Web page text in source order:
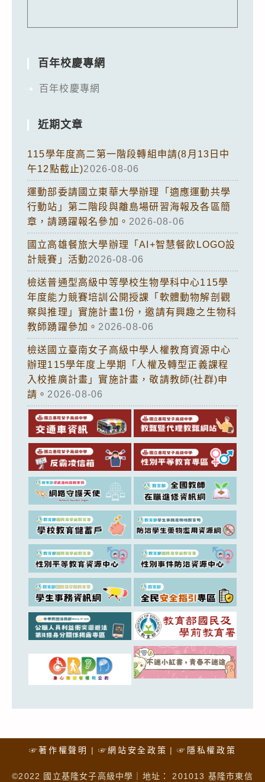
百年校慶專網
百年校慶專網
近期文章
115學年度高二第一階段轉組申請(8月13日中
午12點截止)2026-08-06
運動部委請國立東華大學辦理「適應運動共學
行動站」第二階段與離島場研習海報及各區簡
章，請踴躍報名參加。 2026-08-06
國立高雄餐旅大學辦理「AI+智慧餐飲LOGO設
計競賽」活動2026-08-06
檢送普通型高級中等學校生物學科中心115學
年度能力競賽培訓公開授課「軟體動物解剖觀
察與推理」實施計畫1份，邀請有興趣之生物科
教師踴躍參加。 2026-08-06
檢送國立臺南女子高級中學人權教育資源中心
辦理115學年度上學期「人權及轉型正義課程
入校推廣計畫」實施計畫，敬請教師(社群)申
請。 2026-08-06
☞著作權聲明 ☞網站安全政策 ☞隱私權政策
©2022 國立基隆女子高級中學｜地址： 201013 基隆市東信